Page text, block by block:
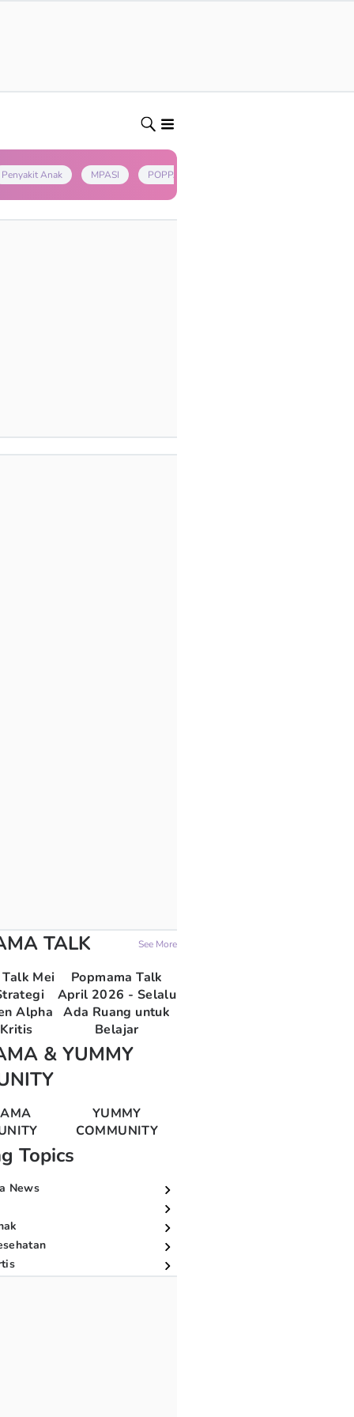
Penyakit Anak MPASI POPPAPA
TALK See More
Mei
Alpha
Popmama Talk
April 2026 - Selalu
Ada Ruang untuk
Belajar
& YUMMY
YUMMY
COMMUNITY
Topics
News